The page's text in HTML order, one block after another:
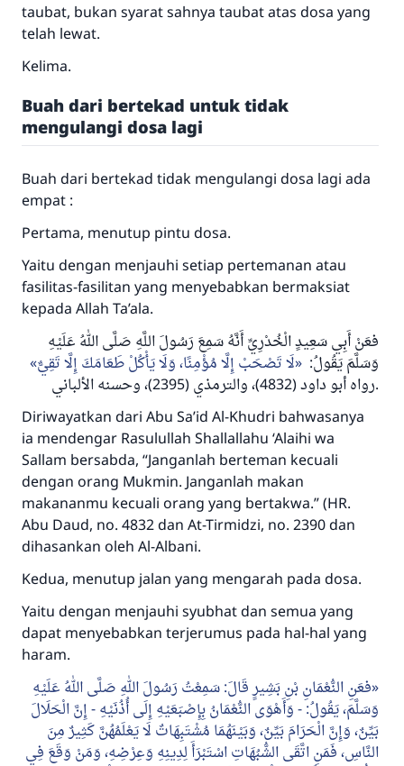
taubat, bukan syarat sahnya taubat atas dosa yang
telah lewat.
Kelima.
Buah dari bertekad untuk tidak
mengulangi dosa lagi
Buah dari bertekad tidak mengulangi dosa lagi ada
empat :
Pertama, menutup pintu dosa.
Yaitu dengan menjauhi setiap pertemanan atau
fasilitas-fasilitan yang menyebabkan bermaksiat
kepada Allah Ta’ala.
فعَنْ أَبِي سَعِيدٍ الْخُدْرِيِّ أَنَّهُ سَمِعَ رَسُولَ اللَّهِ صَلَّى اللهُ عَلَيْهِ
وَسَلَّمَ يَقُولُ:
لَا تَصْحَبْ إِلَّا مُؤْمِنًا، وَلَا يَأْكُلْ طَعَامَكَ إِلَّا تَقِيٌّ
.رواه أبو داود (4832)، والترمذي (2395)، وحسنه الألباني
Diriwayatkan dari Abu Sa’id Al-Khudri bahwasanya
ia mendengar Rasulullah Shallallahu ‘Alaihi wa
Sallam bersabda, “Janganlah berteman kecuali
dengan orang Mukmin. Janganlah makan
makananmu kecuali orang yang bertakwa.”(HR.
Abu Daud, no. 4832 dan At-Tirmidzi, no. 2390 dan
dihasankan oleh Al-Albani.
Kedua, menutup jalan yang mengarah pada dosa.
Yaitu dengan menjauhi syubhat dan semua yang
dapat menyebabkan terjerumus pada hal-hal yang
haram.
فعَنِ النُّعْمَانِ بْنِ بَشِيرٍ قَالَ: سَمِعْتُ رَسُولَ اللهِ صَلَّى اللهُ عَلَيْهِ
وَسَلَّمَ، يَقُولُ: - وَأَهْوَى النُّعْمَانُ بِإِصْبَعَيْهِ إِلَى أُذُنَيْهِ - إِنَّ الْحَلَالَ
بَيِّنٌ، وَإِنَّ الْحَرَامَ بَيِّنٌ، وَبَيْنَهُمَا مُشْتَبِهَاتٌ لَا يَعْلَمُهُنَّ كَثِيرٌ مِنَ
النَّاسِ، فَمَنِ اتَّقَى الشُّبُهَاتِ اسْتَبْرَأَ لِدِينِهِ وَعِرْضِهِ، وَمَنْ وَقَعَ فِي